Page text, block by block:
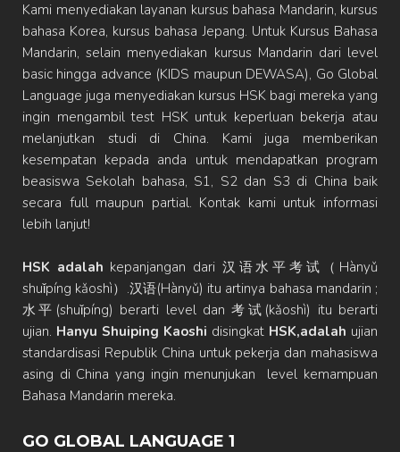
Kami menyediakan layanan kursus bahasa Mandarin, kursus
bahasa Korea, kursus bahasa Jepang. Untuk Kursus Bahasa
Mandarin, selain menyediakan kursus Mandarin dari level
basic hingga advance (KIDS maupun DEWASA), Go Global
Language juga menyediakan kursus HSK bagi mereka yang
ingin mengambil test HSK untuk keperluan bekerja atau
melanjutkan studi di China. Kami juga memberikan
kesempatan kepada anda untuk mendapatkan program
beasiswa Sekolah bahasa, S1, S2 dan S3 di China baik
secara full maupun partial. Kontak kami untuk informasi
lebih lanjut!
HSK adalah kepanjangan dari 汉语水平考试（Hànyǔ
shuǐpíng kǎoshì）.汉语(Hànyǔ) itu artinya bahasa mandarin ;
水平(shuǐpíng) berarti level dan 考试(kǎoshì) itu berarti
ujian. Hanyu Shuiping Kaoshi disingkat HSK,adalah ujian
standardisasi Republik China untuk pekerja dan mahasiswa
asing di China yang ingin menunjukan level kemampuan
Bahasa Mandarin mereka.
GO GLOBAL LANGUAGE 1